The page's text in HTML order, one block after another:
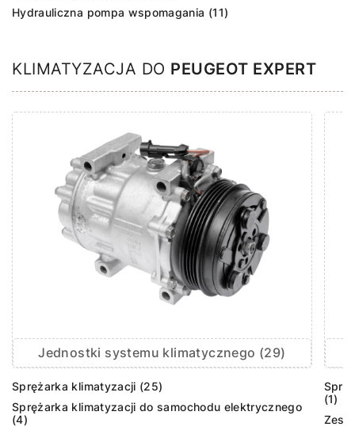
Hydrauliczna pompa wspomagania (11)
KLIMATYZACJA DO PEUGEOT EXPERT
Jednostki systemu klimatycznego (29)
Sprężarka klimatyzacji (25)
Sprężarka klimatyzacji do samochodu elektrycznego
(4)
(1)